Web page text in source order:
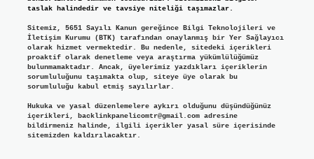
taslak halindedir ve tavsiye niteliği taşımazlar.
Sitemiz, 5651 Sayılı Kanun gereğince Bilgi Teknolojileri ve
İletişim Kurumu (BTK) tarafından onaylanmış bir Yer Sağlayıcı
olarak hizmet vermektedir. Bu nedenle, sitedeki içerikleri
proaktif olarak denetleme veya araştırma yükümlülüğümüz
bulunmamaktadır. Ancak, üyelerimiz yazdıkları içeriklerin
sorumluluğunu taşımakta olup, siteye üye olarak bu
sorumluluğu kabul etmiş sayılırlar.
Hukuka ve yasal düzenlemelere aykırı olduğunu düşündüğünüz
içerikleri, backlinkpanelicomtr@gmail.comadresine
bildirmeniz halinde, ilgili içerikler yasal süre içerisinde
sitemizden kaldırılacaktır.